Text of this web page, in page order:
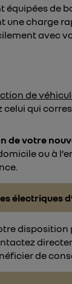
équipées de
charge
avec
de
celui qui
de votre
ou à
électriques
disposition
de